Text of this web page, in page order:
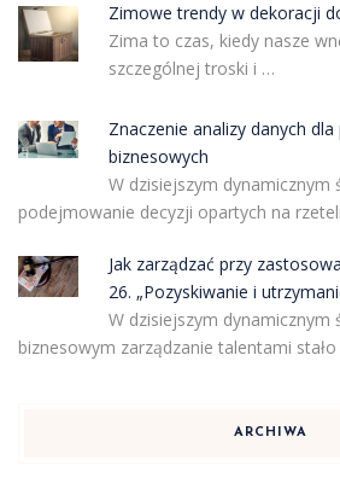
Zimowe trendy w dekoracji
Zima to czas, kiedy nasze
szczególnej troski i …
Znaczenie analizy danych
biznesowych
W dzisiejszym dynamicznym
podejmowanie decyzji opartych na
Jak zarządzać przy
26. „Pozyskiwanie i
W dzisiejszym dynamicznym
biznesowym zarządzanie talentami
ARCHIWA